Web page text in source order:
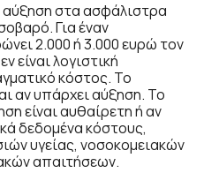
αύξηση στα ασφάλιστρα
Για έναν
2.000 ή 3.000 ευρώ τον
είναι λογιστική
κόστος. Το
αν υπάρχει αύξηση. Το
είναι αυθαίρετη ή αν
δεδομένα κόστους,
υγείας, νοσοκομειακών
απαιτήσεων.